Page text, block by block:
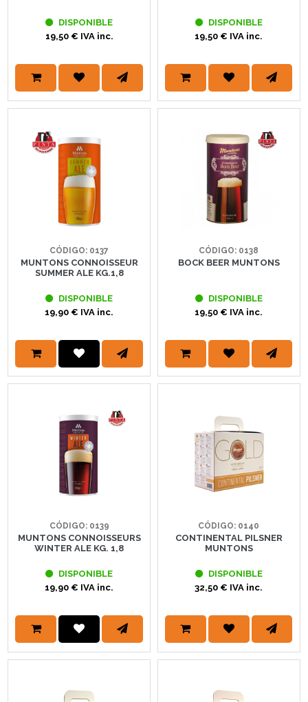
DISPONIBLE
19,50 € IVA inc.
DISPONIBLE
19,50 € IVA inc.
CÓDIGO: 0137
MUNTONS CONNOISSEUR
SUMMER ALE KG.1,8
DISPONIBLE
19,90 € IVA inc.
CÓDIGO: 0138
BOCK BEER MUNTONS
DISPONIBLE
19,50 € IVA inc.
CÓDIGO: 0139
MUNTONS CONNOISSEURS
WINTER ALE KG. 1,8
DISPONIBLE
19,90 € IVA inc.
CÓDIGO: 0140
CONTINENTAL PILSNER
MUNTONS
DISPONIBLE
32,50 € IVA inc.